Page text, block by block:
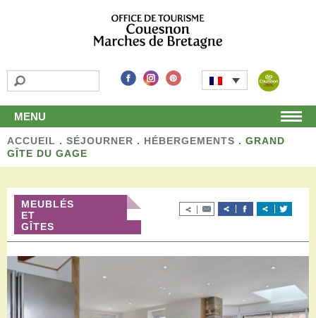
MENU
Accueil
Découvrir
Les détours
Les activités de loisirs
Terroir et artisans
Boutique
Séjourner
Hébergements
ACCUEIL . SÉJOURNER . HÉBERGEMENTS . GRAND
GÎTE DU GAGE
MEUBLÉS
ET
GÎTES